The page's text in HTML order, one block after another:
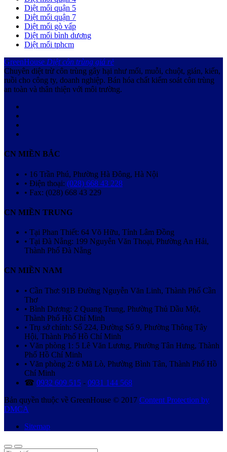
Diệt mối quận 5
Diệt mối quận 7
Diệt mối gò vấp
Diệt mối bình dương
Diệt mối tphcm
GreenHouse Diệt côn trùng giá rẻ
Chuyên diệt trừ côn trùng gây hại như mối, muỗi, chuột, gián, kiến,
ruồi cho công ty, doanh nghiệp. Bán hóa chất kiểm soát côn trùng
an toàn và thân thiện với môi trường.
CN MIỀN BẮC
• 16 Trần Phú, Phường Hà Đông, Hà Nội
• Điện thoại: (028) 668 43 228
• Fax: (028) 668 43 229
CN MIỀN TRUNG
• Tại Phan Thiết: 64 Võ Hữu, Tỉnh Lâm Đồng
• Tại Đà Nẵng: 199 Nguyễn Văn Thoại, Phường An Hải,
Thành Phố Đà Nẵng
CN MIỀN NAM
• Cần Thơ: 91B Đường Nguyễn Văn Linh, Thành Phố Cần
Thơ
• Bình Dương: 2 Quang Trung, Phường Thủ Dầu Một,
Thành Phố Hồ Chí Minh
• Trụ sở chính: Số 224, Đường Số 9, Phường Thông Tây
Hội, Thành Phố Hồ Chí Minh
• Văn phòng 1: 5 Lê Văn Lương, Phường Tân Hưng, Thành
Phố Hồ Chí Minh
• Văn phòng 2: 6 Mã Lò, Phường Bình Tân, Thành Phố Hồ
Chí Minh
☎ 0932 609 515 - 0931 144 568
Bản quyền thuộc về GreenHouse © 2017 Content Protection by
DMCA
Sitemap